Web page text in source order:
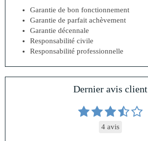
Garantie de bon fonctionnement
Garantie de parfait achèvement
Garantie décennale
Responsabilité civile
Responsabilité professionnelle
Dernier avis client
4 avis